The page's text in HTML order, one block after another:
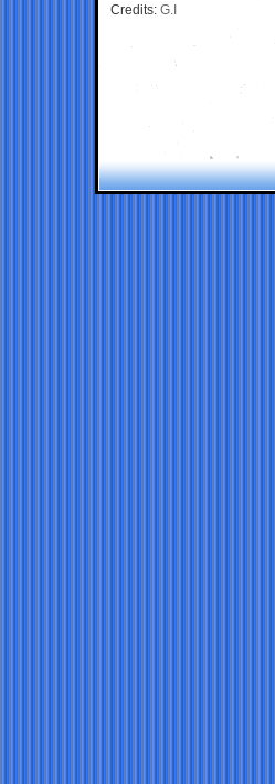
Credits: G.I